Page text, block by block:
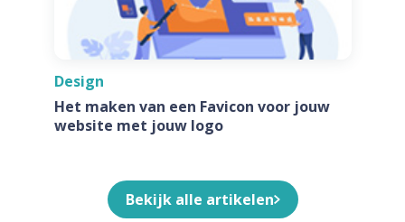
Design
Het maken van een Favicon voor jouw
website met jouw logo
Bekijk alle artikelen